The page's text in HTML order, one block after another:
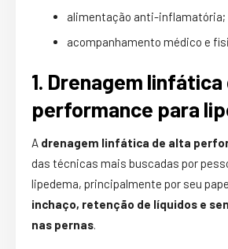
alimentação anti-inflamatória;
acompanhamento médico e
1. Drenagem
performance para
A drenagem linfática de alta
das técnicas mais buscadas por
lipedema, principalmente por seu
inchaço, retenção de líquidos e
nas pernas.